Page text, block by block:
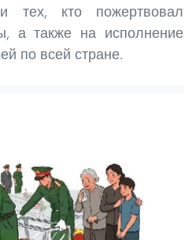
тех, кто пожертвовал
а также на исполнение
по всей стране.